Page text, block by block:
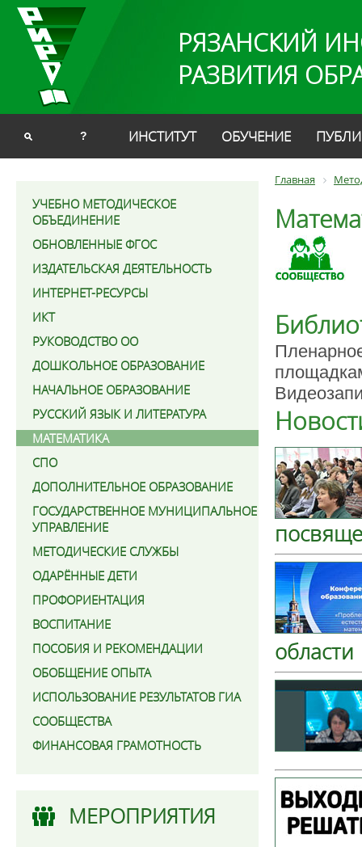
РЯЗАНСКИЙ
РАЗВИТИЯ
? ИНСТИТУТ ОБУЧЕНИЕ
УЧЕБНО МЕТОДИЧЕСКОЕ
ОБЪЕДИНЕНИЕ
ОБНОВЛЕННЫЕ ФГОС
ИЗДАТЕЛЬСКАЯ ДЕЯТЕЛЬНОСТЬ
ИНТЕРНЕТ-РЕСУРСЫ
ИКТ
РУКОВОДСТВО ОО
ДОШКОЛЬНОЕ ОБРАЗОВАНИЕ
НАЧАЛЬНОЕ ОБРАЗОВАНИЕ
РУССКИЙ ЯЗЫК И ЛИТЕРАТУРА
МАТЕМАТИКА
СПО
ДОПОЛНИТЕЛЬНОЕ ОБРАЗОВАНИЕ
ГОСУДАРСТВЕННОЕ МУНИЦИПАЛЬНОЕ
УПРАВЛЕНИЕ
МЕТОДИЧЕСКИЕ СЛУЖБЫ
ОДАРЁННЫЕ ДЕТИ
ПРОФОРИЕНТАЦИЯ
ВОСПИТАНИЕ
ПОСОБИЯ И РЕКОМЕНДАЦИИ
ОБОБЩЕНИЕ ОПЫТА
ИСПОЛЬЗОВАНИЕ РЕЗУЛЬТАТОВ ГИА
СООБЩЕСТВА
ФИНАНСОВАЯ ГРАМОТНОСТЬ
МЕРОПРИЯТИЯ
Главная
области